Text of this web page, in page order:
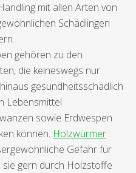
mit allen Arten von
Schädlingen
gehören zu den
die keineswegs nur
gesundheitsschädlich
Lebensmittel
sowie Erdwespen
können. Holzwürmer
Gefahr für
gern durch Holzstoffe